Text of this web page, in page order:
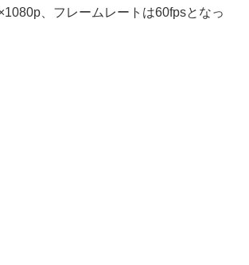
、フレームレートは60fpsとなっ